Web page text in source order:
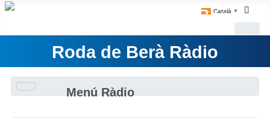
Català ▼
Roda de Berà Ràdio
Menú Ràdio